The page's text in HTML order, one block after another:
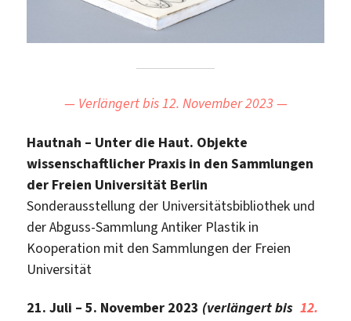
— Verlängert bis 12. November 2023 —
Hautnah – Unter die Haut. Objekte
wissenschaftlicher Praxis in den Sammlungen
der Freien Universität Berlin
Sonderausstellung der Universitätsbibliothek und
der Abguss-Sammlung Antiker Plastik in
Kooperation mit den Sammlungen der Freien
Universität
21. Juli – 5. November 2023 (verlängert bis 12.